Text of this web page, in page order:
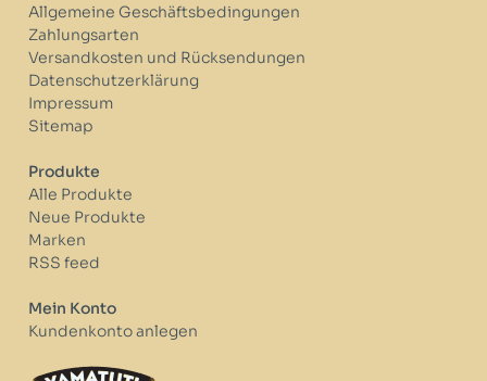
Allgemeine Geschäftsbedingungen
Zahlungsarten
Versandkosten und Rücksendungen
Datenschutzerklärung
Impressum
Sitemap
Produkte
Alle Produkte
Neue Produkte
Marken
RSS feed
Mein Konto
Kundenkonto anlegen